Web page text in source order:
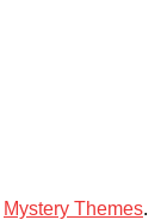
Mystery Themes.